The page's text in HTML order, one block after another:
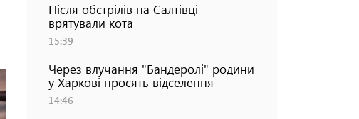
Після обстрілів на Салтівці
врятували кота
15:39
Через влучання "Бандеролі" родини
у Харкові просять відселення
14:46